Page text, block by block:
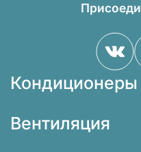
Кондиционеры
Вентиляция